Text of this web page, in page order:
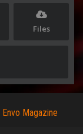
Files
Envo Magazine